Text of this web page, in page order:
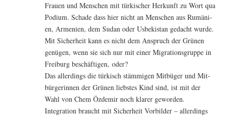
Frau­en und Men­schen mit tür­ki­scher Her­kunft zu Wort qua
Podi­um. Scha­de dass hier nicht an Men­schen aus Rumä­ni­
en, Arme­ni­en, dem Sudan oder Usbe­ki­stan gedacht wurde.
Mit Sicher­heit kann es nicht dem Anspruch der Grü­nen
genü­gen, wenn sie sich nur mit einer Migra­ti­ons­grup­pe in
Frei­burg beschäf­ti­gen, oder?
Das aller­dings die tür­kisch stäm­mi­gen Mit­bü­ger und Mit­
bür­ge­rin­nen der Grü­nen liebs­tes Kind sind, ist mit der
Wahl von Chem Özd­emir noch kla­rer geworden.
Inte­gra­ti­on braucht mit Sicher­heit Vor­bil­der – aller­dings